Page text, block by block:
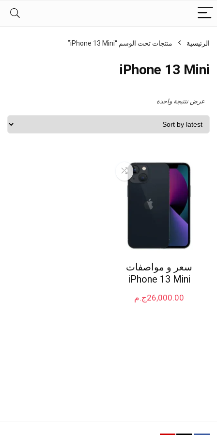
الرئيسية منتجات تحت الوسم “iPhone 13 Mini”
iPhone 13 Mini
عرض نتتيجة واحدة
سعر و مواصفات
iPhone 13 Mini
ج.م26,000.00